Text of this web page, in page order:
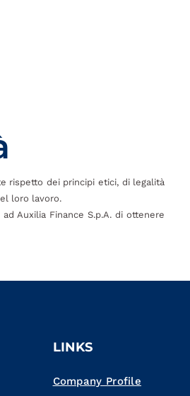
rispetto dei principi etici, di legalità
loro lavoro.
Auxilia Finance S.p.A. di ottenere
LINKS
Company Profile